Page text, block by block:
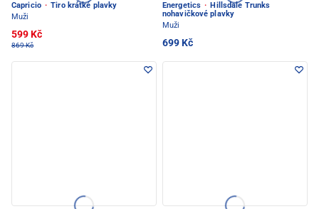
Capricio · Tiro krátké plavky
Muži
599 Kč
869 Kč
Energetics · Hillsdale Trunks
nohavičkové plavky
Muži
699 Kč